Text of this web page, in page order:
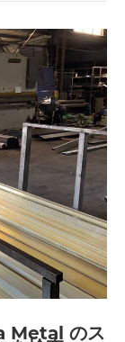
Metal のス